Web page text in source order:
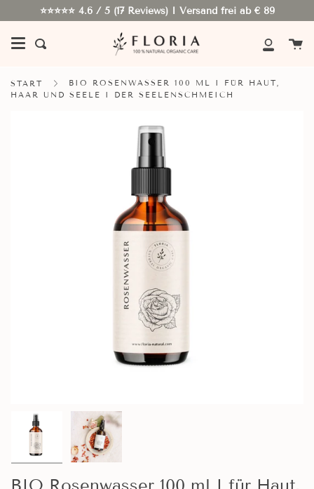
⭐⭐⭐⭐⭐ 4.6 / 5 (17 Reviews) I Versand frei ab € 89
Suchen
Mein
START
BIO ROSENWASSER 100 ML I FÜR HAUT,
HAAR UND SEELE I DER SEELENSCHMEICH